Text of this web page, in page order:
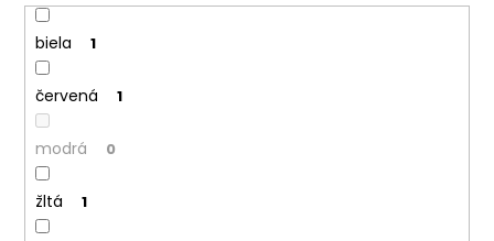
biela 1
červená 1
modrá 0
žltá 1